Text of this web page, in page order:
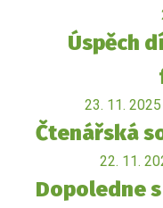
Úspěch
23. 11. 2025
Čtenářská
22. 11.
Dopoledne